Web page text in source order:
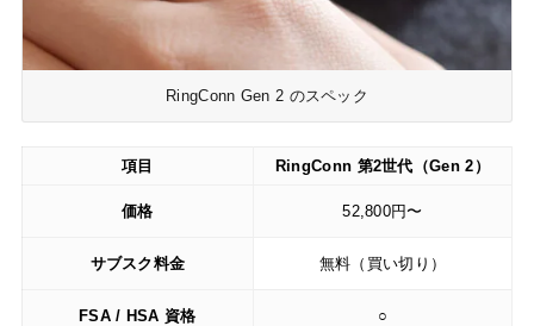
RingConn Gen 2 のスペック
項目 RingConn 第2世代（Gen 2）
価格 52,800円〜
サブスク料金 無料（買い切り）
FSA / HSA 資格 ○